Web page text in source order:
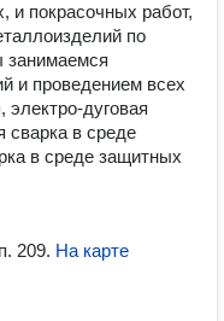
и покрасочных работ,
по
занимаемся
и проведением всех
электро-дуговая
сварка в среде
в среде защитных
209. На карте